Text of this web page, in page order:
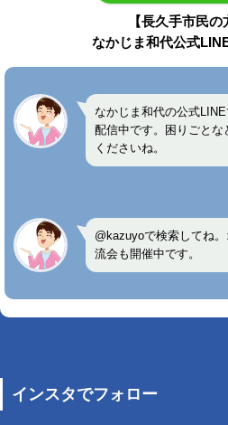
【長久手市民の
なかじま和代公式
なかじま和代の公式
配信中です。困りごとな
くださいね。
@kazuyoで検索してね
流会も開催中です。
インスタでフォロー